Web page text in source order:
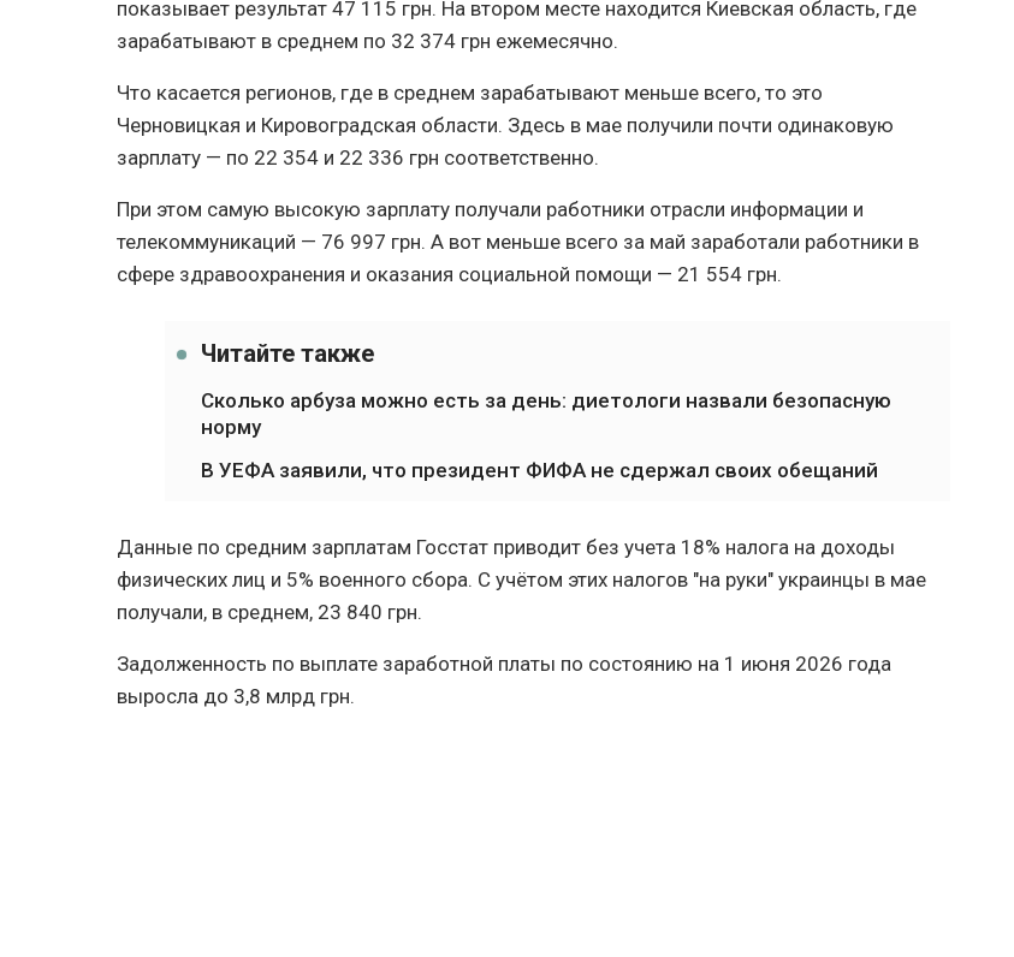
показывает результат 47 115 грн. На втором месте находится Киевская область, где
зарабатывают в среднем по 32 374 грн ежемесячно.
Что касается регионов, где в среднем зарабатывают меньше всего, то это
Черновицкая и Кировоградская области. Здесь в мае получили почти одинаковую
зарплату — по 22 354 и 22 336 грн соответственно.
При этом самую высокую зарплату получали работники отрасли информации и
телекоммуникаций — 76 997 грн. А вот меньше всего за май заработали работники в
сфере здравоохранения и оказания социальной помощи — 21 554 грн.
Читайте также
Сколько арбуза можно есть за день: диетологи назвали безопасную
норму
В УЕФА заявили, что президент ФИФА не сдержал своих обещаний
Данные по средним зарплатам Госстат приводит без учета 18% налога на доходы
физических лиц и 5% военного сбора. С учётом этих налогов "на руки" украинцы в мае
получали, в среднем, 23 840 грн.
Задолженность по выплате заработной платы по состоянию на 1 июня 2026 года
выросла до 3,8 млрд грн.